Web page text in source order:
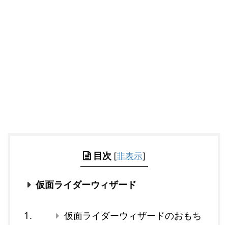
目次 [非表示]
仮面ライダーウィザード
仮面ライダーウィザードのおもち